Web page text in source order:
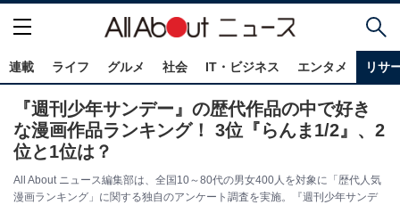
連載 ライフ グルメ 社会 IT・ビジネス エンタメ リサ
『週刊少年サンデー』の歴代作品の中で好き
な漫画作品ランキング！ 3位『らんま1/2』、2
位と1位は？
All About ニュース編集部は、全国10～80代の男女400人を対象に「歴代人気
漫画ランキング」に関する独自のアンケート調査を実施。『週刊少年サンデ